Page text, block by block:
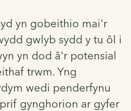
yn gobeithio mai'r
gwlyb sydd y tu ôl i
yn dod â'r potensial
trwm. Yng
wedi penderfynu
gynghorion ar gyfer